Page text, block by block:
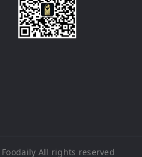
Foodaily All rights reserved